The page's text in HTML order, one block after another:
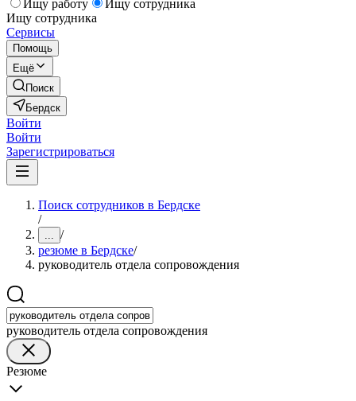
Ищу работу
Ищу сотрудника
Ищу сотрудника
Сервисы
Помощь
Ещё
Поиск
Бердск
Войти
Войти
Зарегистрироваться
Поиск сотрудников в Бердске
/
... /
резюме в Бердске/
руководитель отдела сопровождения
руководитель отдела сопровождения
Резюме